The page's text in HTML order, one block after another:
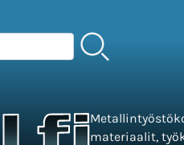
materiaalit,